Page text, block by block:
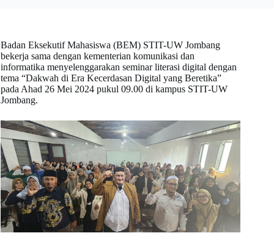
Badan Eksekutif Mahasiswa (BEM) STIT-UW Jombang
bekerja sama dengan kementerian komunikasi dan
informatika menyelenggarakan seminar literasi digital dengan
tema “Dakwah di Era Kecerdasan Digital yang Beretika”
pada Ahad 26 Mei 2024 pukul 09.00 di kampus STIT-UW
Jombang.